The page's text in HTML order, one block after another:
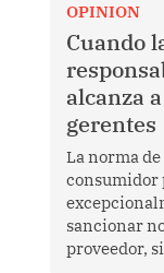
Más allá de
religiosa,
representa
para
diálogo,
vínculos
proyectar
cooperación
que enfrenta
materia de
cohesión
OPINION
Cuando
alcanza
gerentes
La norma
consumidor
sancionar
proveedor,